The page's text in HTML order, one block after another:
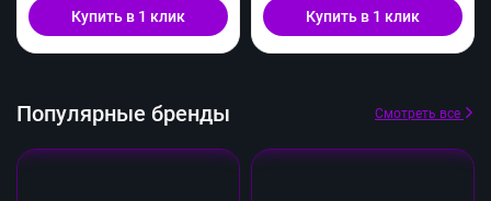
Купить в 1 клик Купить в 1 клик
Популярные бренды Смотреть все